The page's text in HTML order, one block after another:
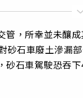
管，所幸並未釀
砂石車廢土滲漏
石車駕駛恐吞